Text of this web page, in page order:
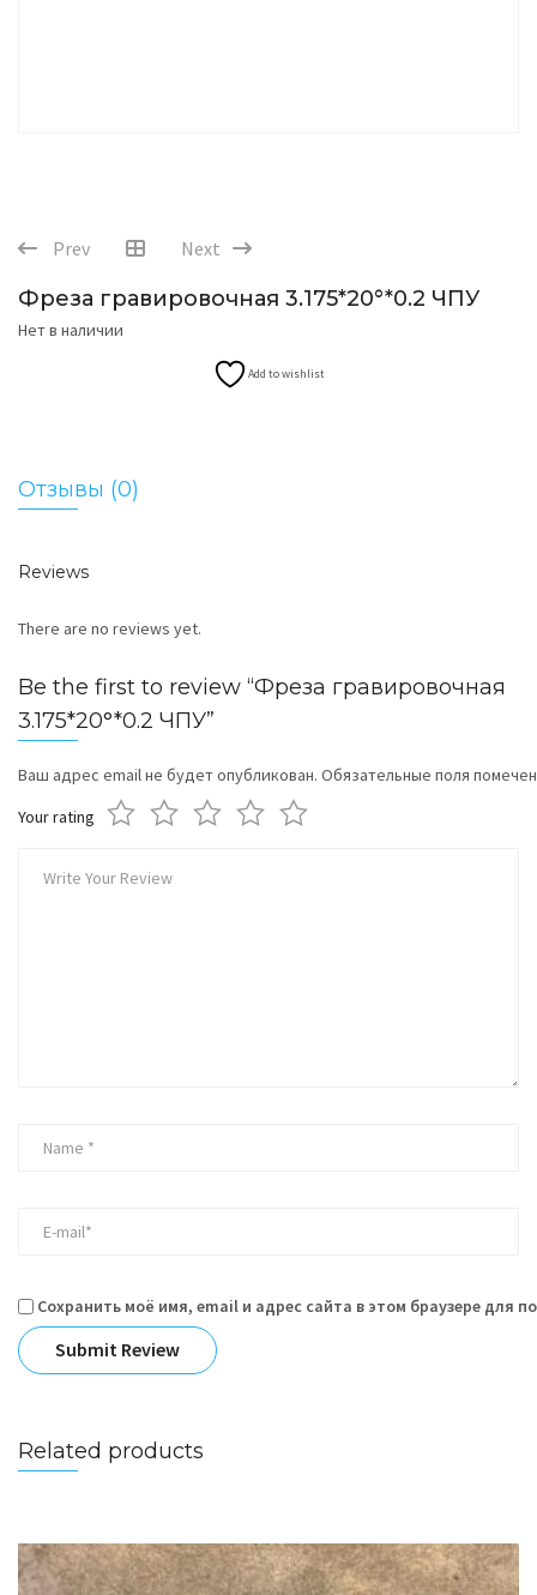
Prev Next
Фреза гравировочная 3.175*20°*0.2 ЧПУ
Нет в наличии
Add to wishlist
Отзывы (0)
Reviews
There are no reviews yet.
Be the first to review “Фреза гравировочная
3.175*20°*0.2 ЧПУ”
Ваш адрес email не будет опубликован. Обязательные поля
Your rating
Сохранить моё имя, email и адрес сайта в этом браузере для
Related products